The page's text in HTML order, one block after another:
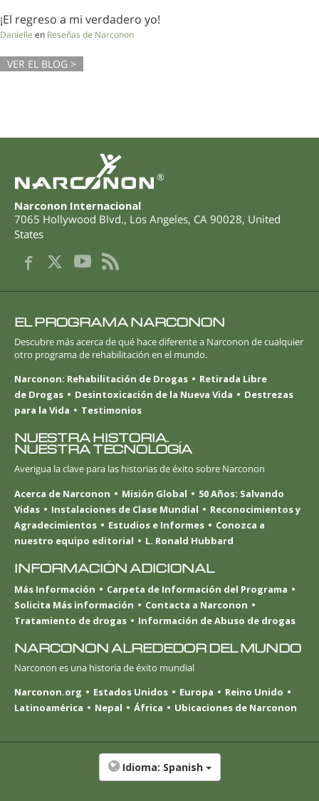
¡El regreso a mi verdadero yo!
Danielle en Reseñas de Narconon
VER EL BLOG >
®
Narconon Internacional
7065 Hollywood Blvd., Los Angeles, CA 90028, United
States
EL PROGRAMA NARCONON
Descubre más acerca de qué hace diferente a Narconon de cualquier
otro programa de rehabilitación en el mundo.
Narconon: Rehabilitación de Drogas
Retirada Libre
de Drogas
Desintoxicación de la Nueva Vida
Destrezas
para la Vida
Testimonios
NUESTRA HISTORIA.
NUESTRA TECNOLOGÍA
Averigua la clave para las historias de éxito sobre Narconon
Acerca de Narconon
Misión Global
50 Años: Salvando
Vidas
Instalaciones de Clase Mundial
Reconocimientos y
Agradecimientos
Estudios e Informes
Conozca a
nuestro equipo editorial
L. Ronald Hubbard
INFORMACIÓN ADICIONAL
Más Información
Carpeta de Información del Programa
Solicita Más información
Contacta a Narconon
Tratamiento de drogas
Información de Abuso de drogas
NARCONON ALREDEDOR DEL MUNDO
Narconon es una historia de éxito mundial
Narconon.org
Estados Unidos Europa
Reino Unido
Latinoamérica
Nepal África Ubicaciones de Narconon
Idioma: Spanish